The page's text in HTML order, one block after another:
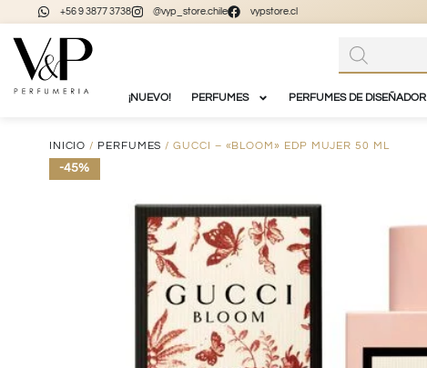
+56 9 3877 3738 @vyp_store.chile vypstore.cl
¡NUEVO! PERFUMES PERFUMES DE DISEÑADOR
INICIO / PERFUMES / GUCCI – «BLOOM» EDP MUJER 50 ML
-45%